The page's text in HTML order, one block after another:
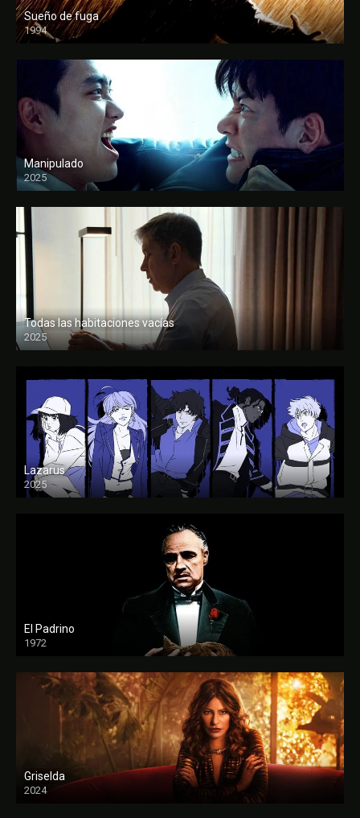
Sueño de fuga
1994
FULL HD
Manipulado
2025
Todas las habitaciones vacías
2025
FULL HD
Lazarus
2025
El Padrino
1972
FULL HD
Griselda
2024